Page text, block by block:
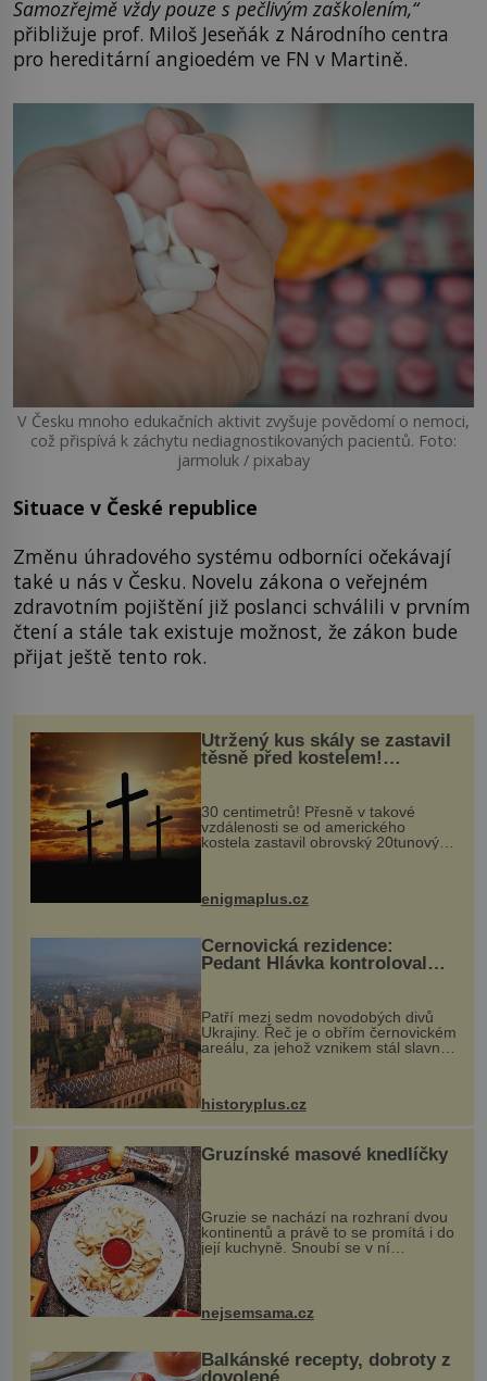
Samozřejmě vždy pouze s pečlivým zaškolením,“
přibližuje prof. Miloš Jeseňák z Národního centra
pro hereditární angioedém ve FN v Martině.
V Česku mnoho edukačních aktivit zvyšuje povědomí o nemoci,
což přispívá k záchytu nediagnostikovaných pacientů. Foto:
jarmoluk / pixabay
Situace v České republice
Změnu úhradového systému odborníci očekávají
také u nás v Česku. Novelu zákona o veřejném
zdravotním pojištění již poslanci schválili v prvním
čtení a stále tak existuje možnost, že zákon bude
přijat ještě tento rok.
Utržený kus skály se zastavil
těsně před kostelem!
Ochránila ho boží síla?
30 centimetrů! Přesně v takové
vzdálenosti se od amerického
kostela zastavil obrovský 20tunový
...
enigmaplus.cz
Černovická rezidence:
Pedant Hlávka kontroloval
Patří mezi sedm novodobých divů
Ukrajiny. Řeč je o obřím černovickém
areálu, za jehož vznikem stál slavný
český architekt Josef Hlávka. Ten si
na něm dal mimořádně záležet. Jeho
historyplus.cz
Gruzínské masové knedlíčky
Gruzie se nachází na rozhraní dvou
kontinentů a právě to se promítá i do
její kuchyně. Snoubí se v ní
evropské a asijské chutě a díky tomu
pokrmy, které rozhodně st...
nejsemsama.cz
Balkánské recepty, dobroty z